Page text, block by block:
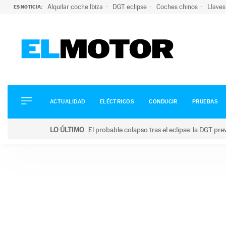
ES NOTICIA: Alquilar coche Ibiza DGT eclipse Coches chinos
ELÉCTRICOS
CONDUCIR
ACTUALIDAD ELÉCTRICOS CONDUCIR PRUEBAS
LO ÚLTIMO El probable colapso tras el eclipse: la DGT